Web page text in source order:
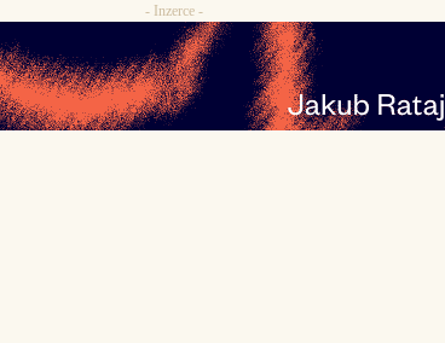
- Inzerce -